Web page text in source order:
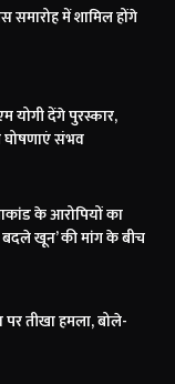
समारोह में शामिल होंगे
योगी देंगे पुरस्कार,
घोषणाएं संभव
के आरोपियों का
खून’ की मांग के बीच
तीखा हमला, बोले-